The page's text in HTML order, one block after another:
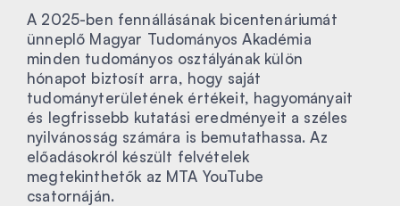
A 2025-ben fennállásának bicentenáriumát
ünneplő Magyar Tudományos Akadémia
minden tudományos osztályának külön
hónapot biztosít arra, hogy saját
tudományterületének értékeit, hagyományait
és legfrissebb kutatási eredményeit a széles
nyilvánosság számára is bemutathassa. Az
előadásokról készült felvételek
megtekinthetők az MTA YouTube
csatornáján.